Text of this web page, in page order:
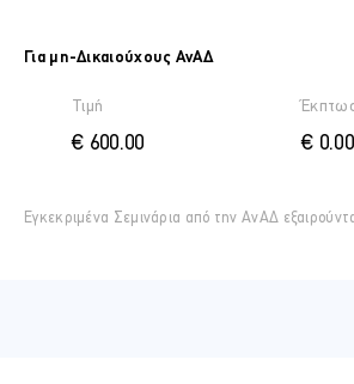
Για μη-Δικαιούχους ΑνΑΔ
Τιμή
€ 600.00 € 0.00
Εγκεκριμένα Σεμινάρια από την ΑνΑΔ